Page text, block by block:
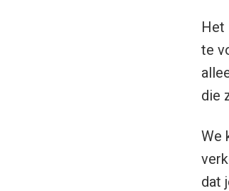
Het
te
die
We
dat